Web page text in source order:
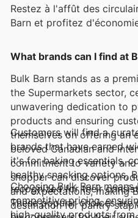
Restez à l'affût des
Barn et profitez
What brands can I find at
Bulk Barn stands as a
the Supermarkets sector,
unwavering dedication to
products and ensuring
themselves on offering an
beloved Canadian and
commitment to variety
shopper can discover
and expectations, making
destination for pantry
Customers will find a
brands that have earned
it's for baking essentials,
healthy snacking options,
recognized for their
These popular choices
Choosing Bulk Barn
competitive pricing,
high-quality products from